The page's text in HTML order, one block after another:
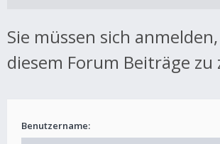
Sie müssen sich
diesem Forum Beiträge zu
Benutzername: